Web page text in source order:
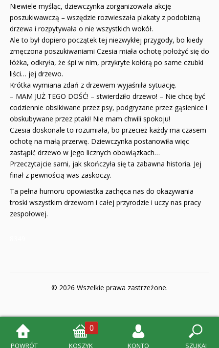
Niewiele myśląc, dziewczynka zorganizowała akcję
poszukiwawczą – wszędzie rozwieszała plakaty z podobizną
drzewa i rozpytywała o nie wszystkich wokół.
Ale to był dopiero początek tej niezwykłej przygody, bo kiedy
zmęczona poszukiwaniami Czesia miała ochotę położyć się do
łóżka, odkryła, że śpi w nim, przykryte kołdrą po same czubki
liści… jej drzewo.
Krótka wymiana zdań z drzewem wyjaśniła sytuację.
– MAM JUŻ TEGO DOŚĆ! – stwierdziło drzewo! – Nie chcę być
codziennie obsikiwane przez psy, podgryzane przez gąsienice i
obskubywane przez ptaki! Nie mam chwili spokoju!
Czesia doskonale to rozumiała, bo przecież każdy ma czasem
ochotę na małą przerwę. Dziewczynka postanowiła więc
zastąpić drzewo w jego licznych obowiązkach…
Przeczytajcie sami, jak skończyła się ta zabawna historia. Jej
finał z pewnością was zaskoczy.
Ta pełna humoru opowiastka zachęca nas do okazywania
troski wszystkim drzewom i całej przyrodzie i uczy nas pracy
zespołowej.
© 2026 Wszelkie prawa zastrzeżone.
POWRÓT
0
KOSZYK KONTO SZUKAJ